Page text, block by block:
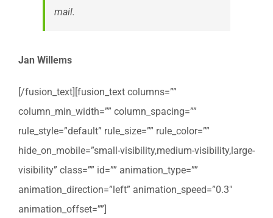
mail.
Jan Willems
[/fusion_text][fusion_text columns=””
column_min_width=”” column_spacing=””
rule_style=”default” rule_size=”” rule_color=””
hide_on_mobile=”small-visibility,medium-visibility,large-
visibility” class=”” id=”” animation_type=””
animation_direction=”left” animation_speed=”0.3″
animation_offset=””]